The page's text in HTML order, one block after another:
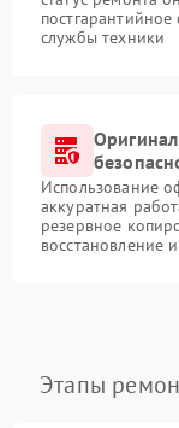
службы техники
Использование
аккуратная
резервное
восстановление
Этапы